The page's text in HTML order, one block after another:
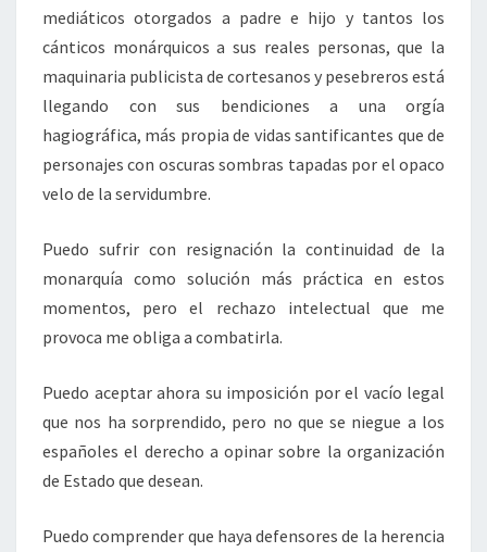
mediáticos otorgados a padre e hijo y tantos los
cánticos monárquicos a sus reales personas, que la
maquinaria publicista de cortesanos y pesebreros está
llegando con sus bendiciones a una orgía
hagiográfica, más propia de vidas santificantes que de
personajes con oscuras sombras tapadas por el opaco
velo de la servidumbre.
Puedo sufrir con resignación la continuidad de la
monarquía como solución más práctica en estos
momentos, pero el rechazo intelectual que me
provoca me obliga a combatirla.
Puedo aceptar ahora su imposición por el vacío legal
que nos ha sorprendido, pero no que se niegue a los
españoles el derecho a opinar sobre la organización
de Estado que desean.
Puedo comprender que haya defensores de la herencia